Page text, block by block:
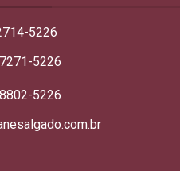
5226
5226
5226